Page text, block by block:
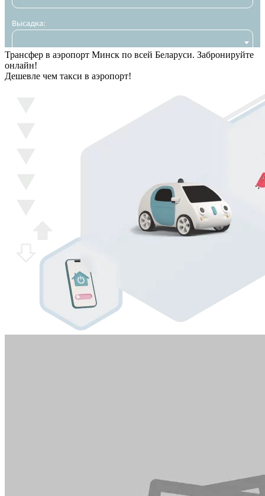
Трансфер в аэропорт Минск по всей Беларуси. Забронируйте
онлайн!
Дешевле чем такси в аэропорт!